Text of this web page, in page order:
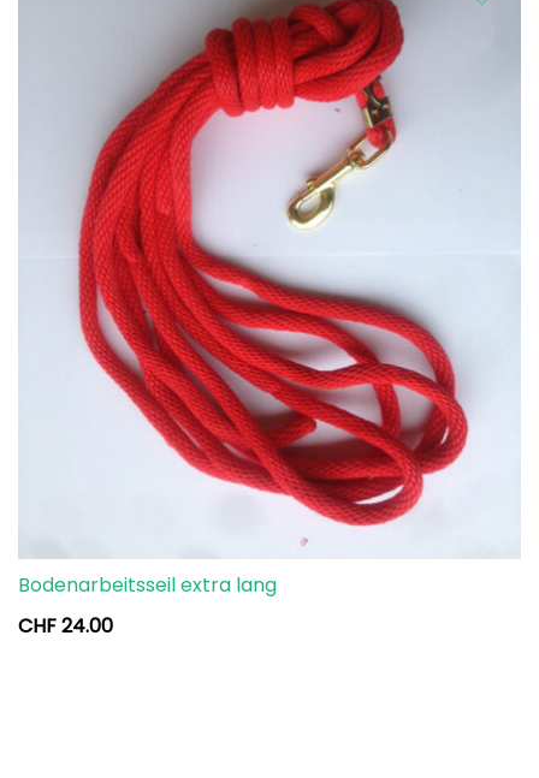
Bodenarbeitsseil extra lang
CHF24.00